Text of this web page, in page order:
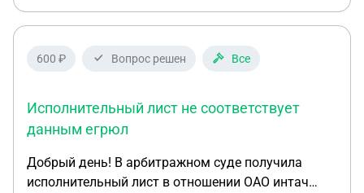
инструментом. У меня другого гарантийного
талона нет. Что делать в данной ситуации.
600 ₽ Вопрос решен Все
Исполнительный лист не соответствует
данным егрюл
Добрый день! В арбитражном суде получила
исполнительный лист в отношении ОАО интач